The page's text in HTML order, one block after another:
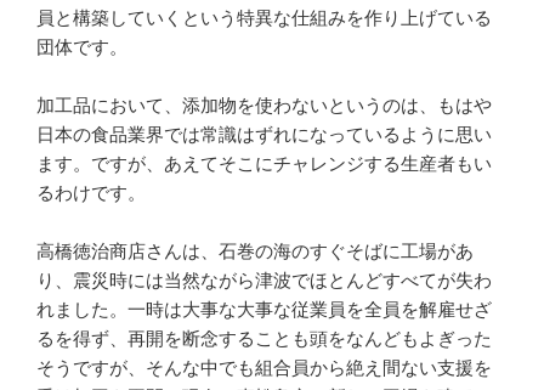
員と構築していくという特異な仕組みを作り上げている
団体です。
加工品において、添加物を使わないというのは、もはや
日本の食品業界では常識はずれになっているように思い
ます。ですが、あえてそこにチャレンジする生産者もい
るわけです。
高橋徳治商店さんは、石巻の海のすぐそばに工場があ
り、震災時には当然ながら津波でほとんどすべてが失わ
れました。一時は大事な大事な従業員を全員を解雇せざ
るを得ず、再開を断念することも頭をなんどもよぎった
そうですが、そんな中でも組合員から絶え間ない支援を